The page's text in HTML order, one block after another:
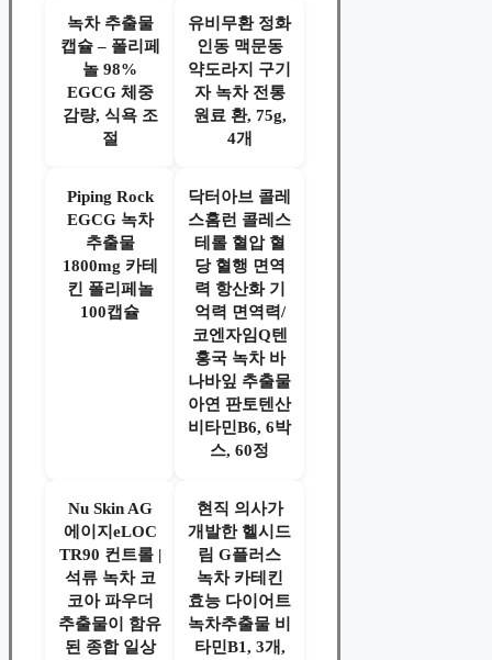
녹차 추출물
캡슐 – 폴리페
놀 98%
EGCG 체중
감량, 식욕 조
절
유비무환 정화
인동 맥문동
약도라지 구기
자 녹차 전통
원료 환, 75g,
4개
Piping Rock
EGCG 녹차
추출물
1800mg 카테
킨 폴리페놀
100캡슐
닥터아브 콜레
스홈런 콜레스
테롤 혈압 혈
당 혈행 면역
력 항산화 기
억력 면역력/
코엔자임Q텐
홍국 녹차 바
나바잎 추출물
아연 판토텐산
비타민B6, 6박
스, 60정
Nu Skin AG
에이지eLOC
TR90 컨트롤 |
석류 녹차 코
코아 파우더
추출물이 함유
된 종합 일상
현직 의사가
개발한 헬시드
림 G플러스
녹차 카테킨
효능 다이어트
녹차추출물 비
타민B1, 3개,